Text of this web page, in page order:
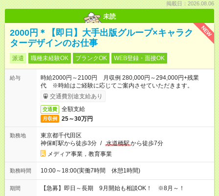
掲載日：2026.08.06
未読
NEW
2000円＊【即日】大手出版グループ×キャラク
ターデザインのお仕事
派遣 職種未経験OK ブランクOK WEB登録・面接OK
給与
時給2000円～2100円 月収例 280,000円～294,000円+残業
代 ※時給はご経験に応じてご案内させていただきます。
交通費別途支給あり
交通費 全額支給
月収例 25～30万円
勤務地
東京都千代田区
神保町駅から徒歩3分 / 水道橋駅から徒歩7分
メディア事業，教育事業
勤務時間 10:00～18:00(実働7時間 休憩1時間)
期間 【急募】即日～長期 9月開始も相談OK！ ※8月～！